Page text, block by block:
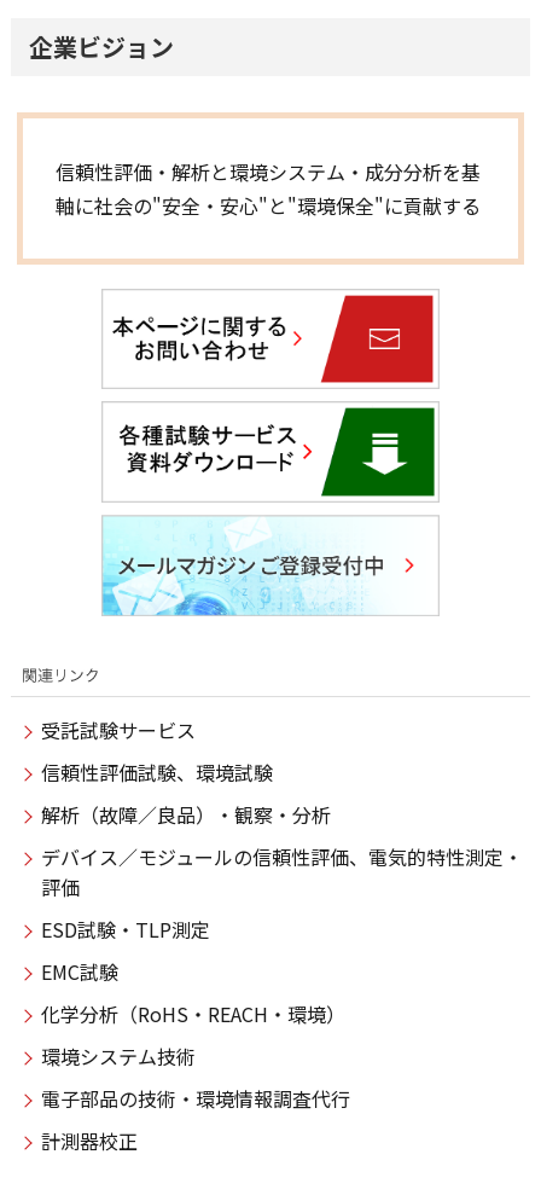
企業ビジョン
信頼性評価・解析と環境システム・成分分析を基
軸に社会の"安全・安心"と"環境保全"に貢献する
受託試験サービス
信頼性評価試験、環境試験
解析（故障／良品）・観察・分析
デバイス／モジュールの信頼性評価、電気的特性測定・
評価
ESD試験・TLP測定
EMC試験
化学分析（RoHS・REACH・環境）
環境システム技術
電子部品の技術・環境情報調査代行
計測器校正